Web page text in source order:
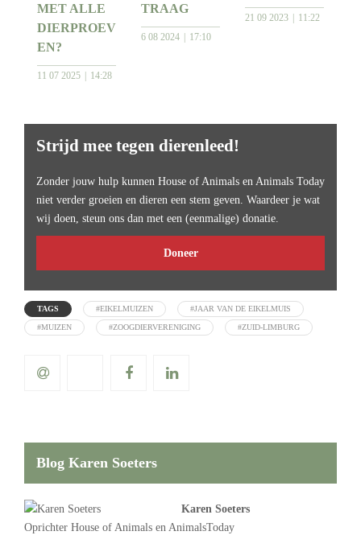
MET ALLE
DIERPROEV
EN?
11 07 2025 14:28
TRAAG
6 08 2024 17:10
21 09 2023 11:22
Strijd mee tegen dierenleed!
Zonder jouw hulp kunnen House of Animals en Animals Today
niet verder groeien en dieren een stem geven. Waardeer je wat
wij doen, steun ons dan met een (eenmalige) donatie.
Doneer
TAGS #EIKELMUIZEN #JAAR VAN DE EIKELMUIS
#MUIZEN #ZOOGDIERVERENIGING #ZUID-LIMBURG
Blog Karen Soeters
Karen Soeters
Oprichter House of Animals en AnimalsToday